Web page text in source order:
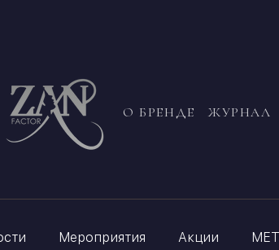
О БРЕНДЕ ЖУРНАЛ
Мероприятия Акции